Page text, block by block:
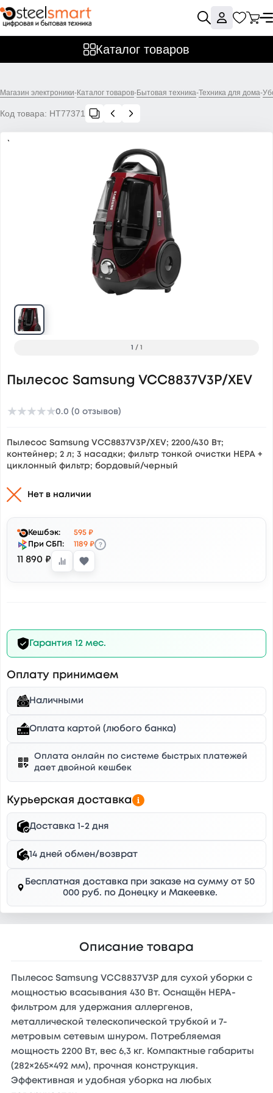
Каталог товаров
Магазин электроники-Каталог товаров-Бытовая техника-Техника для дома-
Код товара: НТ77371
1 / 1
Пылесос Samsung VCC8837V3P/XEV
★★★★★0.0 (0 отзывов)
Пылесос Samsung VCC8837V3P/XEV; 2200/430 Вт;
контейнер; 2 л; 3 насадки; фильтр тонкой очистки НЕРА +
циклонный фильтр; бордовый/черный
Нет в наличии
Кешбэк:
595 ₽
При СБП:
1189 ₽ ?
11 890 ₽
Гарантия 12 мес.
Оплату принимаем
Наличными
Оплата картой (любого банка)
Оплата онлайн по системе быстрых платежей
дает двойной кешбек
Курьерская доставка
Доставка 1-2 дня
14 дней обмен/возврат
Бесплатная доставка при заказе на сумму от 50
000 руб. по Донецку и Макеевке.
Описание товара
Пылесос Samsung VCC8837V3P для сухой уборки с
мощностью всасывания 430 Вт. Оснащён HEPA-
фильтром для удержания аллергенов,
металлической телескопической трубкой и 7-
метровым сетевым шнуром. Потребляемая
мощность 2200 Вт, вес 6,3 кг. Компактные габариты
(282×265×492 мм), прочная конструкция.
Эффективная и удобная уборка на любых